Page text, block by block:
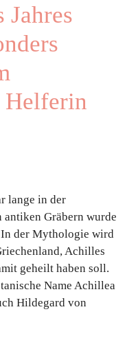
Jahres
Helferin
lange in der
Gräbern wurde
In der Mythologie wird
Achilles
geheilt haben soll.
Name Achillea
Hildegard von